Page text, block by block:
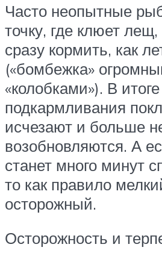
Часто неопытные
точку, где клюет
сразу кормить, как
(«бомбежка»
«колобками»). В
подкармливания
исчезают и больше
возобновляются. А
станет много минут
то как правило
осторожный.
Осторожность и